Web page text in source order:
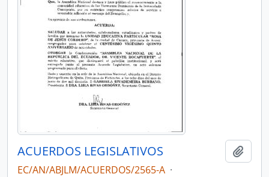
ACUERDOS LEGISLATIVOS
EC/AN/ABJLM/ACUERDOS/2565-A ·